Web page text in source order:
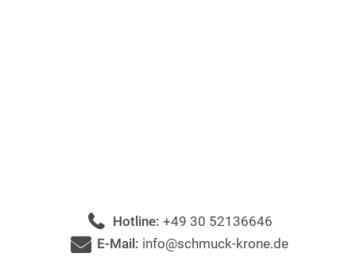
Hotline: +49 30 52136646
E-Mail: info@schmuck-krone.de